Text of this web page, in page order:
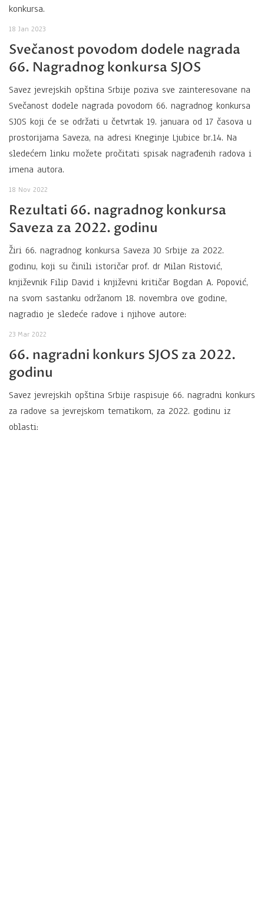
konkursa.
18 Jan 2023
Svečanost povodom dodele nagrada
66. Nagradnog konkursa SJOS
Savez jevrejskih opština Srbije poziva sve zainteresovane na
Svečanost dodele nagrada povodom 66. nagradnog konkursa
SJOS koji će se održati u četvrtak 19. januara od 17 časova u
prostorijama Saveza, na adresi Kneginje Ljubice br.14. Na
sledećem linku možete pročitati spisak nagrađenih radova i
imena autora.
18 Nov 2022
Rezultati 66. nagradnog konkursa
Saveza za 2022. godinu
Žiri 66. nagradnog konkursa Saveza JO Srbije za 2022.
godinu, koji su činili istoričar prof. dr Milan Ristović,
književnik Filip David i književni kritičar Bogdan A. Popović,
na svom sastanku održanom 18. novembra ove godine,
nagradio je sledeće radove i njihove autore:
23 Mar 2022
66. nagradni konkurs SJOS za 2022.
godinu
Savez jevrejskih opština Srbije raspisuje 66. nagradni konkurs
za radove sa jevrejskom tematikom, za 2022. godinu iz
oblasti: